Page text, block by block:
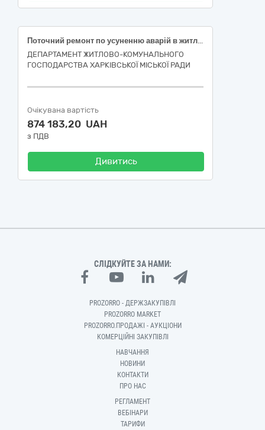
Поточний ремонт по усуненню аварій в житловому фонді багатоквартирного будинку за адресою: проспект Аерокосмічний, 64, місто Харків (код ДК 021:2015-45260000-7 Покрівельні роботи та інші спеціалізовані будівельні роботи)
ДЕПАРТАМЕНТ ЖИТЛОВО-КОМУНАЛЬНОГО
ГОСПОДАРСТВА ХАРКІВСЬКОЇ МІСЬКОЇ РАДИ
Очікувана вартість
874 183,20 UAH
з ПДВ
Дивитись
СЛІДКУЙТЕ ЗА НАМИ:
PROZORRO - ДЕРЖЗАКУПІВЛІ
PROZORRO MARKET
PROZORRO.ПРОДАЖІ - АУКЦІОНИ
КОМЕРЦІЙНІ ЗАКУПІВЛІ
НАВЧАННЯ
НОВИНИ
КОНТАКТИ
ПРО НАС
РЕГЛАМЕНТ
ВЕБІНАРИ
ТАРИФИ